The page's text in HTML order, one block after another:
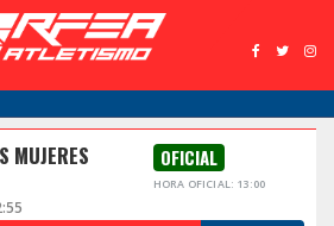
MUJERES
OFICIAL
HORA OFICIAL: 13:00